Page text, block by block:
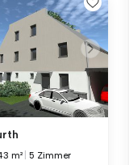
m² |5 Zimmer